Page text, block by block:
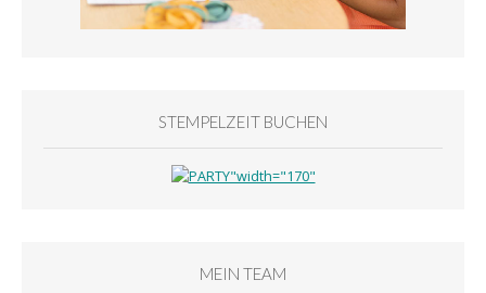
STEMPELZEIT BUCHEN
MEIN TEAM